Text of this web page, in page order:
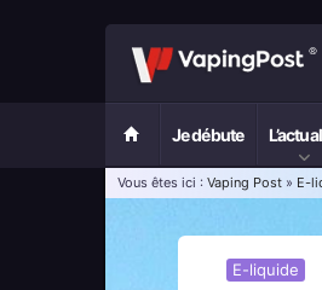
Je débute
Vous êtes ici : Vaping Post » E-
E-liquide